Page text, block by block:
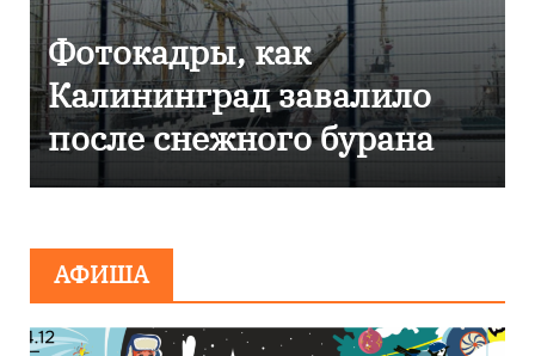
Фоторепортаж как в
Калининграде
эвакуировали ТЦ из-за
сообщения о
АФИША